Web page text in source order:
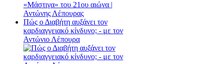
Πώς ο Διαβήτη αυξάνει τον
καρδιαγγειακό κίνδυνο; - με τον
Αντώνιο Λέπουρα